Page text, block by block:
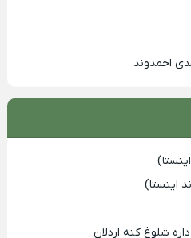
احمدوند
اینستا)
شلوغ کنه اردلان